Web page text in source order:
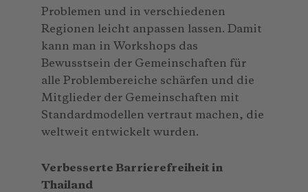
Problemen und in verschiedenen
Regionen leicht anpassen lassen. Damit
kann man in Workshops das
Bewusstsein der Gemeinschaften für
alle Problembereiche schärfen und die
Mitglieder der Gemeinschaften mit
Standardmodellen vertraut machen, die
weltweit entwickelt wurden.
Verbesserte Barrierefreiheit in
Thailand